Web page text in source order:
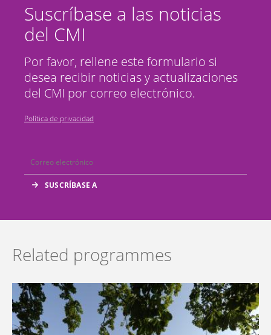
Suscríbase a las noticias
del CMI
Por favor, rellene este formulario si
desea recibir noticias y actualizaciones
del CMI por correo electrónico.
Política de privacidad
Related programmes